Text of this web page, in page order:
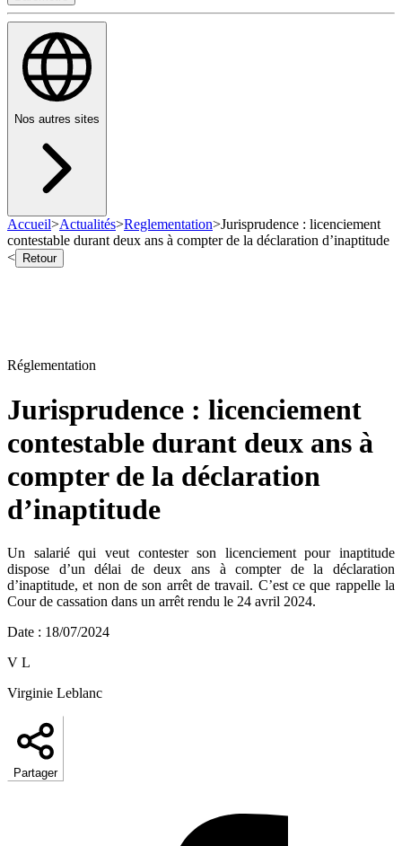
Nos autres sites
Accueil>Actualités>Reglementation>Jurisprudence : licenciement
contestable durant deux ans à compter de la déclaration d’inaptitude
<
Retour
Réglementation
Jurisprudence : licenciement
contestable durant deux ans à
compter de la déclaration
d’inaptitude
Un salarié qui veut contester son licenciement pour inaptitude
dispose d’un délai de deux ans à compter de la déclaration
d’inaptitude, et non de son arrêt de travail. C’est ce que rappelle la
Cour de cassation dans un arrêt rendu le 24 avril 2024.
Date : 18/07/2024
V L
Virginie Leblanc
Partager